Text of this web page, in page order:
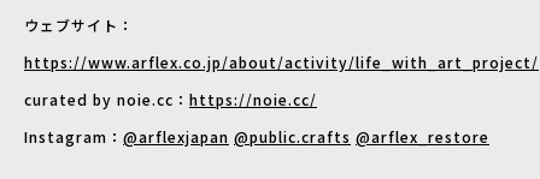
ウェブサイト：
https://www.arflex.co.jp/about/activity/life_with_art_project/
curated by noie.cc： https://noie.cc/
Instagram： @arflexjapan @public.crafts @arflex_restore